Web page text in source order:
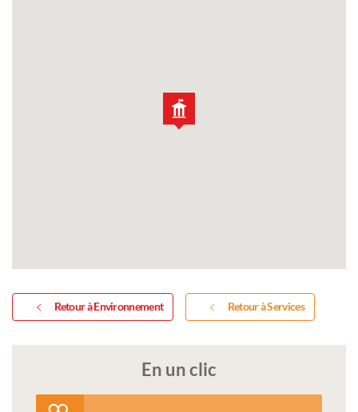
Retour à Environnement Retour à Services
En un clic